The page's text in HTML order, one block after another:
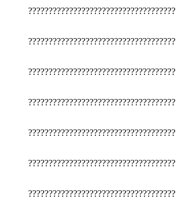
????????????????????????????????????
????????????????????????????????????
????????????????????????????????????
????????????????????????????????????
????????????????????????????????????
????????????????????????????????????
????????????????????????????????????